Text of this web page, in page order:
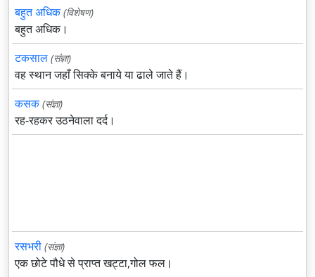
बहुत अधिक (विशेषण)
बहुत अधिक।
टकसाल (संज्ञा)
वह स्थान जहाँ सिक्के बनाये या ढाले जाते हैं।
कसक (संज्ञा)
रह-रहकर उठनेवाला दर्द।
रसभरी (संज्ञा)
एक छोटे पौधे से प्राप्त खट्टा,गोल फल।